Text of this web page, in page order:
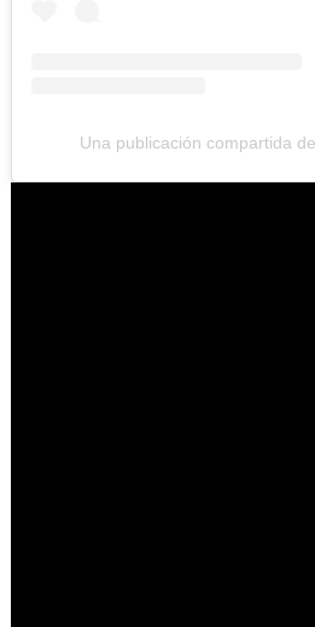
Una publicación compartida